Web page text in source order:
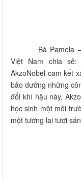
Bà Pamela
Việt Nam chia
AkzoNobel cam kết
bảo dưỡng những
đổi khí hậu này,
học sinh một môi
một tương lai tươi